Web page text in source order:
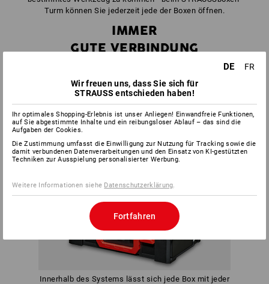
Turm können Sie jederzeit jede der Boxen öffnen.
IMMER
GUTE VERBINDUNG
Innerhalb des Systems lässt sich jede Box mit jeder
DE
FR
Wir freuen uns, dass Sie sich für
STRAUSS entschieden haben!
Ihr optimales Shopping-Erlebnis ist unser Anliegen! Einwandfreie Funktionen,
auf Sie abgestimmte Inhalte und ein reibungsloser Ablauf – das sind die
Aufgaben der Cookies.
Die Zustimmung umfasst die Einwilligung zur Nutzung für Tracking sowie die
damit verbundenen Datenverarbeitungen und den Einsatz von KI-gestützten
Techniken zur Ausspielung personalisierter Werbung.
Weitere Informationen siehe Datenschutzerklärung.
Fortfahren